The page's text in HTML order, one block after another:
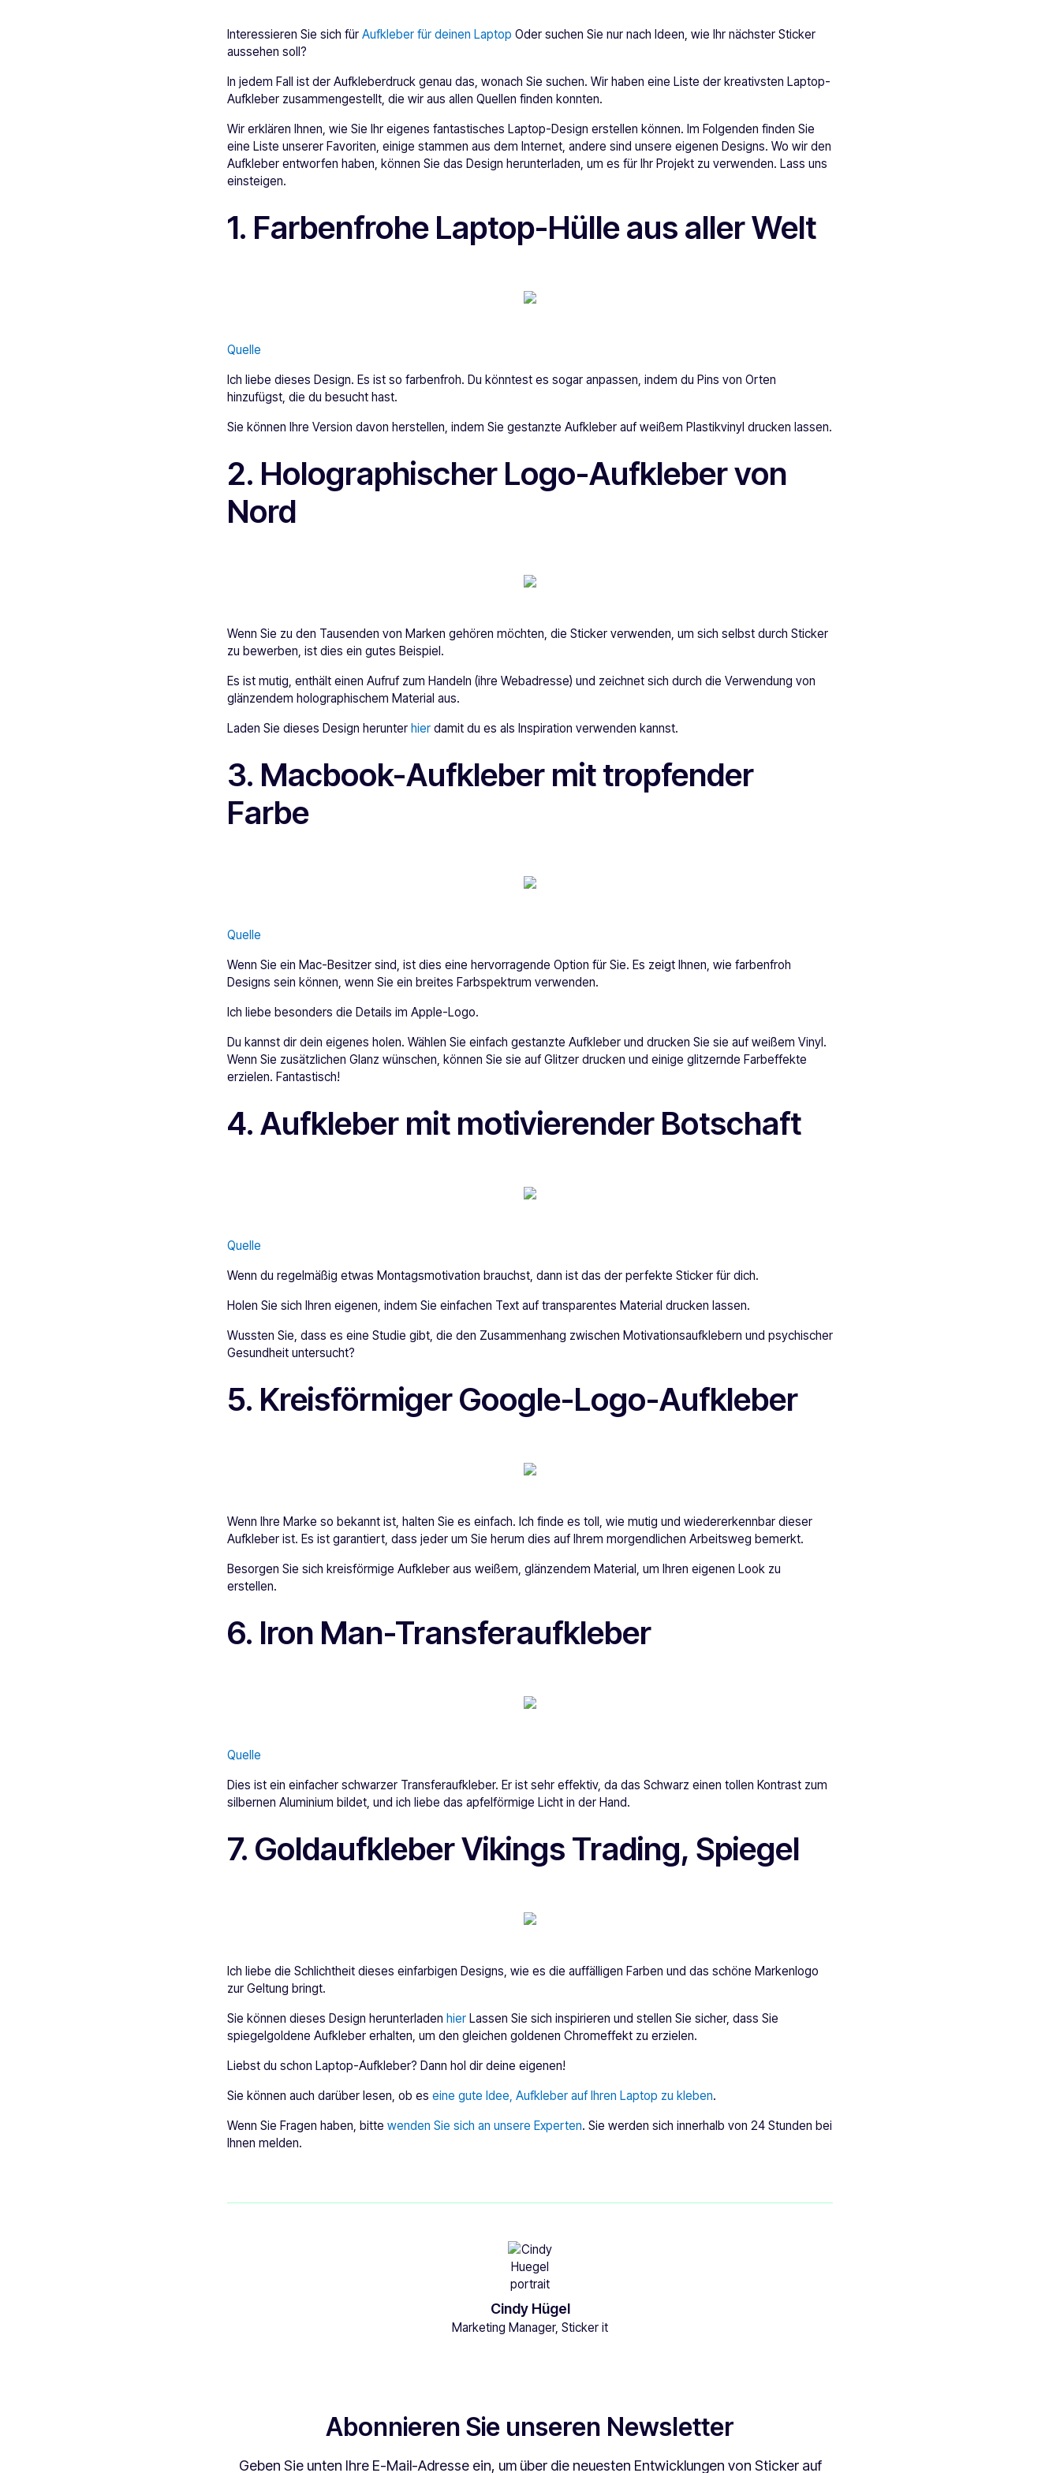
Interessieren Sie sich für Aufkleber für deinen Laptop Oder suchen Sie nur nach Ideen, wie Ihr nächster Sticker
aussehen soll?
In jedem Fall ist der Aufkleberdruck genau das, wonach Sie suchen. Wir haben eine Liste der kreativsten Laptop-
Aufkleber zusammengestellt, die wir aus allen Quellen finden konnten.
Wir erklären Ihnen, wie Sie Ihr eigenes fantastisches Laptop-Design erstellen können. Im Folgenden finden Sie
eine Liste unserer Favoriten, einige stammen aus dem Internet, andere sind unsere eigenen Designs. Wo wir den
Aufkleber entworfen haben, können Sie das Design herunterladen, um es für Ihr Projekt zu verwenden. Lass uns
einsteigen.
1. Farbenfrohe Laptop-Hülle aus aller Welt
Quelle
Ich liebe dieses Design. Es ist so farbenfroh. Du könntest es sogar anpassen, indem du Pins von Orten
hinzufügst, die du besucht hast.
Sie können Ihre Version davon herstellen, indem Sie gestanzte Aufkleber auf weißem Plastikvinyl drucken lassen.
2. Holographischer Logo-Aufkleber von
Nord
Wenn Sie zu den Tausenden von Marken gehören möchten, die Sticker verwenden, um sich selbst durch Sticker
zu bewerben, ist dies ein gutes Beispiel.
Es ist mutig, enthält einen Aufruf zum Handeln (ihre Webadresse) und zeichnet sich durch die Verwendung von
glänzendem holographischem Material aus.
Laden Sie dieses Design herunter hier damit du es als Inspiration verwenden kannst.
3. Macbook-Aufkleber mit tropfender
Farbe
Quelle
Wenn Sie ein Mac-Besitzer sind, ist dies eine hervorragende Option für Sie. Es zeigt Ihnen, wie farbenfroh
Designs sein können, wenn Sie ein breites Farbspektrum verwenden.
Ich liebe besonders die Details im Apple-Logo.
Du kannst dir dein eigenes holen. Wählen Sie einfach gestanzte Aufkleber und drucken Sie sie auf weißem Vinyl.
Wenn Sie zusätzlichen Glanz wünschen, können Sie sie auf Glitzer drucken und einige glitzernde Farbeffekte
erzielen. Fantastisch!
4. Aufkleber mit motivierender Botschaft
Quelle
Wenn du regelmäßig etwas Montagsmotivation brauchst, dann ist das der perfekte Sticker für dich.
Holen Sie sich Ihren eigenen, indem Sie einfachen Text auf transparentes Material drucken lassen.
Wussten Sie, dass es eine Studie gibt, die den Zusammenhang zwischen Motivationsaufklebern und psychischer
Gesundheit untersucht?
5. Kreisförmiger Google-Logo-Aufkleber
Wenn Ihre Marke so bekannt ist, halten Sie es einfach. Ich finde es toll, wie mutig und wiedererkennbar dieser
Aufkleber ist. Es ist garantiert, dass jeder um Sie herum dies auf Ihrem morgendlichen Arbeitsweg bemerkt.
Besorgen Sie sich kreisförmige Aufkleber aus weißem, glänzendem Material, um Ihren eigenen Look zu
erstellen.
6. Iron Man-Transferaufkleber
Quelle
Dies ist ein einfacher schwarzer Transferaufkleber. Er ist sehr effektiv, da das Schwarz einen tollen Kontrast zum
silbernen Aluminium bildet, und ich liebe das apfelförmige Licht in der Hand.
7. Goldaufkleber Vikings Trading, Spiegel
Ich liebe die Schlichtheit dieses einfarbigen Designs, wie es die auffälligen Farben und das schöne Markenlogo
zur Geltung bringt.
Sie können dieses Design herunterladen hier Lassen Sie sich inspirieren und stellen Sie sicher, dass Sie
spiegelgoldene Aufkleber erhalten, um den gleichen goldenen Chromeffekt zu erzielen.
Liebst du schon Laptop-Aufkleber? Dann hol dir deine eigenen!
Sie können auch darüber lesen, ob es eine gute Idee, Aufkleber auf Ihren Laptop zu kleben.
Wenn Sie Fragen haben, bitte wenden Sie sich an unsere Experten. Sie werden sich innerhalb von 24 Stunden bei
Ihnen melden.
Cindy Hügel
Marketing Manager, Sticker it
Abonnieren Sie unseren Newsletter
Geben Sie unten Ihre E-Mail-Adresse ein, um über die neuesten Entwicklungen von Sticker auf